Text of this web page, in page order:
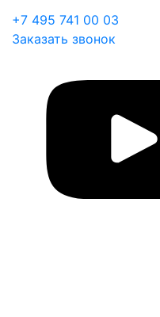
+7 495 741 00 03
Заказать звонок